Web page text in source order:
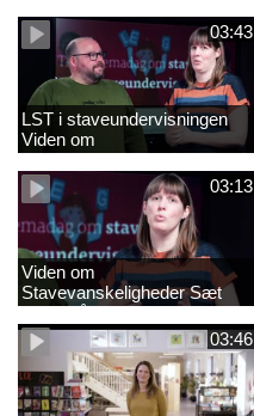
03:43
LST i staveundervisningen
Viden om
stavevanskeligheder
03:13
Viden om
Stavevanskeligheder Sæt
fokus på stavning
03:46